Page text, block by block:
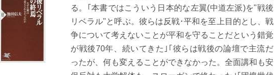
る。｢本書ではこういう日本的な左翼(中道左派)を"戦後
リベラル"と呼ぶ。彼らは反戦･平和を至上目的とし、戦
争について考えないことが平和を守ることだという錯覚
が戦後70年、続いてきた｣｢彼らは戦後の論壇で主流だ
ったが、何も変えることができなかった。全面講和も安